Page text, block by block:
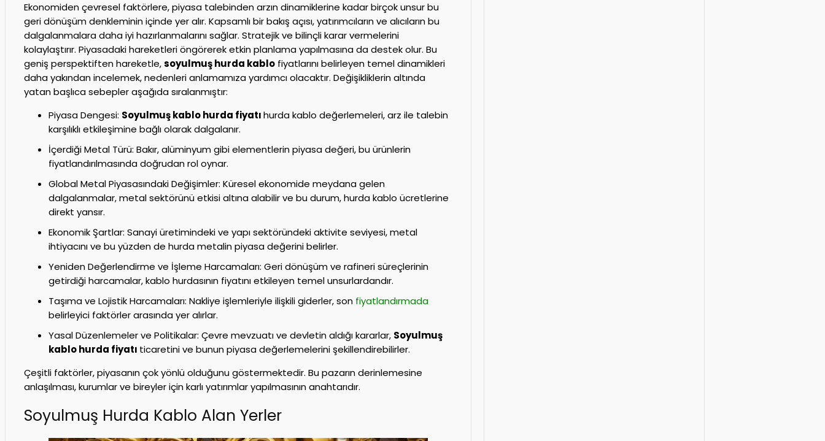
Ekonomiden çevresel faktörlere, piyasa talebinden arzın dinamiklerine kadar birçok unsur bu
geri dönüşüm denkleminin içinde yer alır. Kapsamlı bir bakış açısı, yatırımcıların ve alıcıların bu
dalgalanmalara daha iyi hazırlanmalarını sağlar. Stratejik ve bilinçli karar vermelerini
kolaylaştırır. Piyasadaki hareketleri öngörerek etkin planlama yapılmasına da destek olur. Bu
geniş perspektiften hareketle,soyulmuş hurda kablo fiyatlarını belirleyen temel dinamikleri
daha yakından incelemek, nedenleri anlamamıza yardımcı olacaktır. Değişikliklerin altında
yatan başlıca sebepler aşağıda sıralanmıştır:
Piyasa Dengesi: Soyulmuş kablo hurda fiyatıhurda kablo değerlemeleri, arz ile talebin
karşılıklı etkileşimine bağlı olarak dalgalanır.
İçerdiği Metal Türü: Bakır, alüminyum gibi elementlerin piyasa değeri, bu ürünlerin
fiyatlandırılmasında doğrudan rol oynar.
Global Metal Piyasasındaki Değişimler: Küresel ekonomide meydana gelen
dalgalanmalar, metal sektörünü etkisi altına alabilir ve bu durum, hurda kablo ücretlerine
direkt yansır.
Ekonomik Şartlar: Sanayi üretimindeki ve yapı sektöründeki aktivite seviyesi, metal
ihtiyacını ve bu yüzden de hurda metalin piyasa değerini belirler.
Yeniden Değerlendirme ve İşleme Harcamaları: Geri dönüşüm ve rafineri süreçlerinin
getirdiği harcamalar, kablo hurdasının fiyatını etkileyen temel unsurlardandır.
Taşıma ve Lojistik Harcamaları: Nakliye işlemleriyle ilişkili giderler, son fiyatlandırmada
belirleyici faktörler arasında yer alırlar.
Yasal Düzenlemeler ve Politikalar: Çevre mevzuatı ve devletin aldığı kararlar, Soyulmuş
kablo hurda fiyatı ticaretini ve bunun piyasa değerlemelerini şekillendirebilirler.
Çeşitli faktörler, piyasanın çok yönlü olduğunu göstermektedir. Bu pazarın derinlemesine
anlaşılması, kurumlar ve bireyler için karlı yatırımlar yapılmasının anahtarıdır.
Soyulmuş Hurda Kablo Alan Yerler